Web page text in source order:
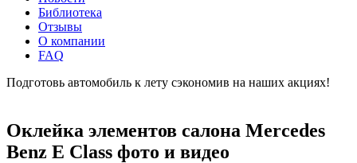
Библиотека
Отзывы
О компании
FAQ
Подготовь автомобиль к лету сэкономив на наших акциях!
Оклейка элементов салона Mercedes
Benz E Class фото и видео